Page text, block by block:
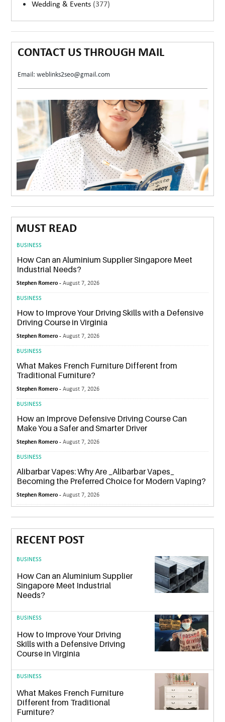
Wedding & Events (377)
CONTACT US THROUGH MAIL
Email: weblinks2seo@gmail.com
MUST READ
BUSINESS
How Can an Aluminium Supplier Singapore Meet
Industrial Needs?
Stephen Romero -August 7, 2026
BUSINESS
How to Improve Your Driving Skills with a Defensive
Driving Course in Virginia
Stephen Romero -August 7, 2026
BUSINESS
What Makes French Furniture Different from
Traditional Furniture?
Stephen Romero -August 7, 2026
BUSINESS
How an Improve Defensive Driving Course Can
Make You a Safer and Smarter Driver
Stephen Romero -August 7, 2026
BUSINESS
Alibarbar Vapes: Why Are _Alibarbar Vapes_
Becoming the Preferred Choice for Modern Vaping?
Stephen Romero -August 7, 2026
RECENT POST
BUSINESS
How Can an Aluminium Supplier
Singapore Meet Industrial
Needs?
BUSINESS
How to Improve Your Driving
Skills with a Defensive Driving
Course in Virginia
BUSINESS
What Makes French Furniture
Different from Traditional
Furniture?